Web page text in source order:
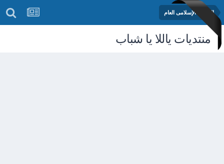
المنتدى الإسلامى العام
منتديات ياللا يا شباب